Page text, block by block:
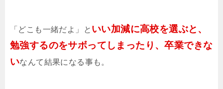
「どこも一緒だよ」と いい加減に高校を選ぶと、
勉強するのをサボってしまったり、卒業できな
いなんて結果になる事も。